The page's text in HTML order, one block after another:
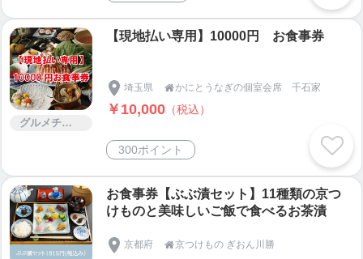
グルメチケット
【現地払い専用】10000円 お食事券
埼玉県 かにとうなぎの個室会席 千石家
￥10,000 （税込）
300ポイント
お食事券【ぶぶ漬セット】11種類の京つ
けものと美味しいご飯で食べるお茶漬
京都府 京つけもの ぎおん川勝